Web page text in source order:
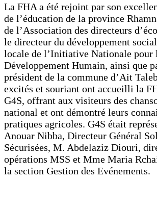
La FHA a été rejoint par son
de l’éducation de la province
de l’Association des directeurs
le directeur du développement
locale de l’Initiative Nationale pour
Développement Humain, ainsi que
président de la commune d’Ait
excités et souriant ont accueilli la
G4S, offrant aux visiteurs des
national et ont démontré leurs
pratiques agricoles. G4S était
Anouar Nibba, Directeur Général
Sécurisées, M. Abdelaziz Diouri,
opérations MSS et Mme Maria
la section Gestion des Evénements.